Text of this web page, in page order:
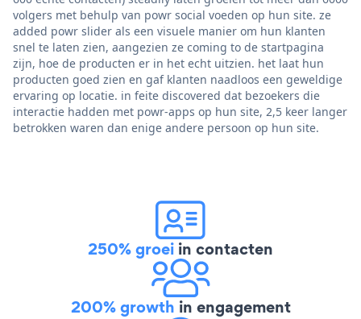
volgers met behulp van powr social voeden op hun site. ze
added powr slider als een visuele manier om hun klanten
snel te laten zien, aangezien ze coming to de startpagina
zijn, hoe de producten er in het echt uitzien. het laat hun
producten goed zien en gaf klanten naadloos een geweldige
ervaring op locatie. in feite discovered dat bezoekers die
interactie hadden met powr-apps op hun site, 2,5 keer langer
betrokken waren dan enige andere persoon op hun site.
250% groei in contacten
200% growth in engagement